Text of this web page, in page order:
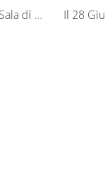
di … Il 28